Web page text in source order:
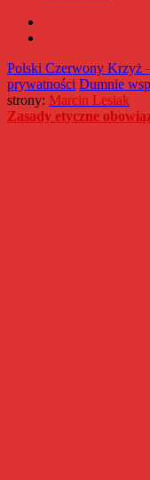
Polski Czerwony Krzyż
prywatności Dumnie
strony: Marcin Lesiak
Zasady etyczne